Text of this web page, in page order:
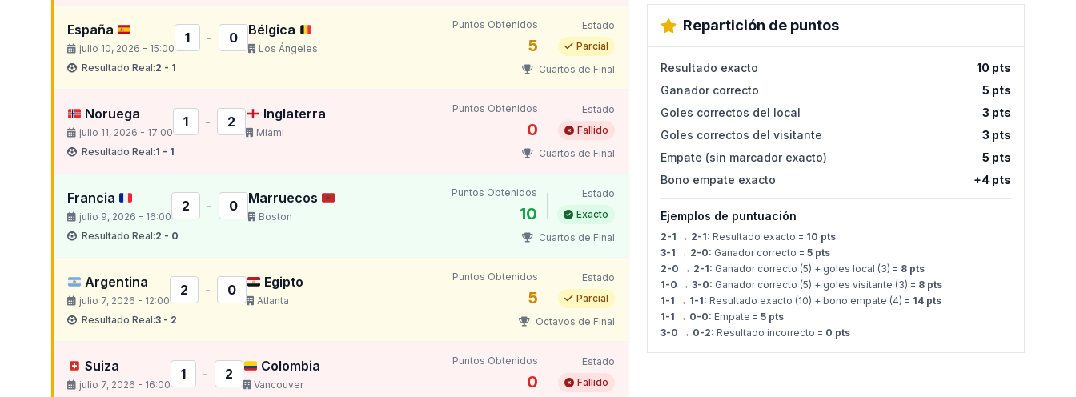
España
julio 10, 2026 - 15:00
1 - 0 Bélgica
Los Ángeles
Resultado Real:2 - 1
Puntos Obtenidos
5
Estado
Parcial
Cuartos de Final
Noruega
julio 11, 2026 - 17:00
1 - 2 Inglaterra
Miami
Resultado Real:1 - 1
Puntos Obtenidos
0
Estado
Fallido
Cuartos de Final
Francia
julio 9, 2026 - 16:00
2 - 0 Marruecos
Boston
Resultado Real:2 - 0
Puntos Obtenidos
10
Estado
Exacto
Cuartos de Final
Argentina
julio 7, 2026 - 12:00
2 - 0 Egipto
Atlanta
Resultado Real:3 - 2
Puntos Obtenidos
5
Estado
Parcial
Octavos de Final
Suiza
julio 7, 2026 - 16:00
1 - 2 Colombia
Vancouver
Puntos Obtenidos
0
Estado
Fallido
Repartición de puntos
Resultado exacto
10 pts
Ganador correcto
5 pts
Goles correctos del local
3 pts
Goles correctos del visitante
3 pts
Empate (sin marcador exacto)
5 pts
Bono empate exacto
+4 pts
Ejemplos de puntuación
2-1 → 2-1: Resultado exacto = 10 pts
3-1 → 2-0: Ganador correcto = 5 pts
2-0 → 2-1: Ganador correcto (5) + goles local (3) = 8 pts
1-0 → 3-0: Ganador correcto (5) + goles visitante (3) = 8 pts
1-1 → 1-1: Resultado exacto (10) + bono empate (4) = 14 pts
1-1 → 0-0: Empate = 5 pts
3-0 → 0-2: Resultado incorrecto = 0 pts